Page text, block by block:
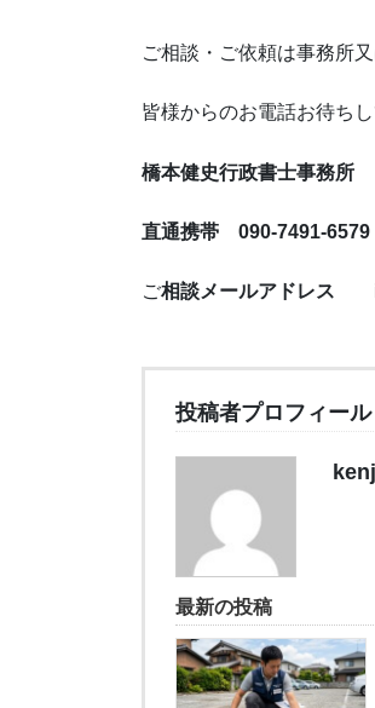
ご相談・ご依頼は事務所
皆様からのお電
橋本健史行政書士事務所
直通携帯 090-7491-
ご相談メールアドレス
投稿者プロフィール
最新の投稿